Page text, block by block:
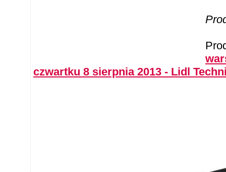
czwartku 8 sierpnia 2013 - Lidl